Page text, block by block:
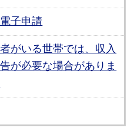
子申請
がいる世帯では、収入
が必要な場合がありま